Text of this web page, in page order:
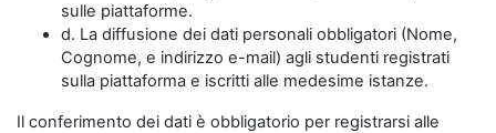
sulle piattaforme.
d. La diffusione dei dati personali obbligatori (Nome,
Cognome, e indirizzo e-mail) agli studenti registrati
sulla piattaforma e iscritti alle medesime istanze.
Il conferimento dei dati è obbligatorio per registrarsi alle